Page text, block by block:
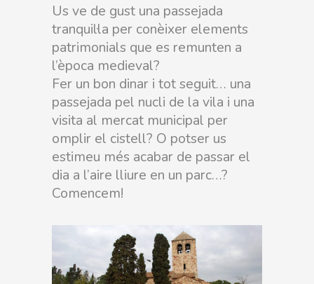
Us ve de gust una passejada
tranquil·la per conèixer elements
patrimonials que es remunten a
l’època medieval?
Fer un bon dinar i tot seguit… una
passejada pel nucli de la vila i una
visita al mercat municipal per
omplir el cistell? O potser us
estimeu més acabar de passar el
dia a l’aire lliure en un parc…?
Comencem!